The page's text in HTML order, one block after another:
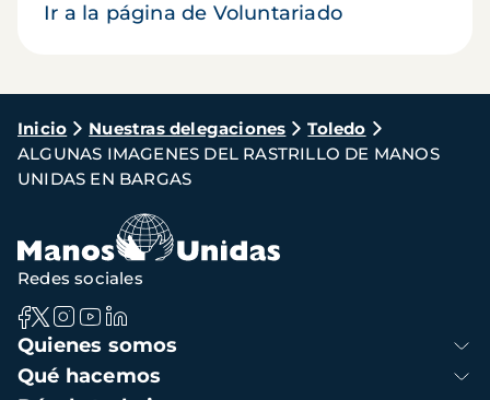
Ir a la página de Voluntariado
Ruta
de
navegación
Inicio Nuestras delegaciones
Toledo
ALGUNAS IMAGENES DEL RASTRILLO DE MANOS
UNIDAS EN BARGAS
Navegación
principal
Quienes somos
Qué hacemos
Redes sociales